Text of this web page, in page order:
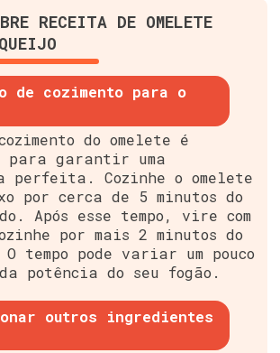
RECEITA DE OMELETE
de cozimento para o
do omelete é
para garantir uma
perfeita. Cozinhe o omelete
por cerca de 5 minutos do
Após esse tempo, vire com
por mais 2 minutos do
tempo pode variar um pouco
da potência do seu fogão.
outros ingredientes